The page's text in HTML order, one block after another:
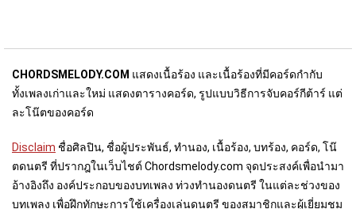
CHORDSMELODY.COM แสดงเนื้อร้อง และเนื้อร้องที่มีคอร์ดกำกับ
ทั้งเพลงเก่าและใหม่ แสดงตารางคอร์ด, รูปแบบวิธีการจับคอร์กีต้าร์ แต่
ละโน๊ตของคอร์ด
Disclaim ชื่อศิลปิน, ชื่อผู้ประพันธ์, ทำนอง, เนื้อร้อง, บทร้อง, คอร์ด, โน๊
ตดนตรี ที่ปรากฎในเว็บไชต์ Chordsmelody.com จุดประสงค์เพื่อนำมา
อ้างอิงถึง องค์ประกอบของบทเพลง ท่วงทำนองดนตรี ในแต่ละช่วงของ
บทเพลง เพื่อฝึกทักษะการใช้เครื่องเล่นดนตรี ของสมาชิกและผู้เยี่ยมชม